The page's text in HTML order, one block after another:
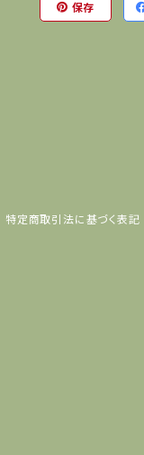
保存
特定商取引法に基づく表記